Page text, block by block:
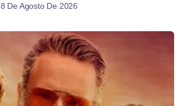
8 De Agosto De 2026